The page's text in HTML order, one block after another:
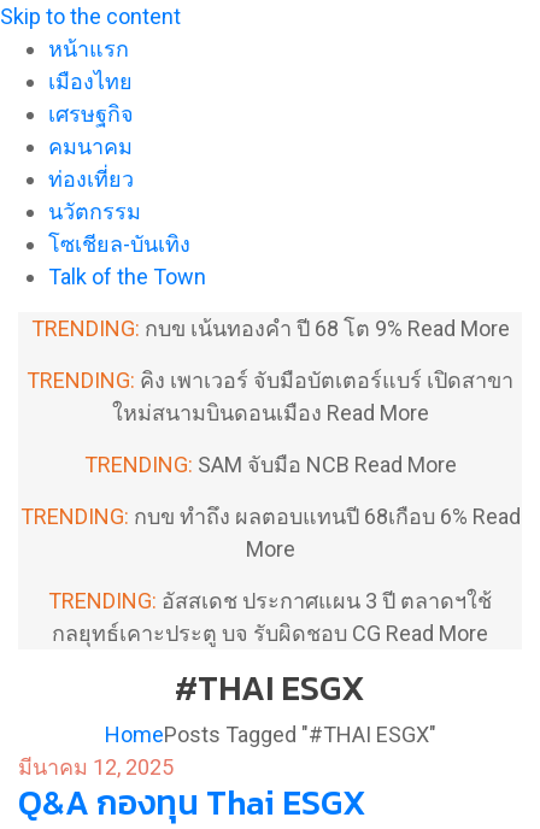
Skip to the content
หน้าแรก
เมืองไทย
เศรษฐกิจ
คมนาคม
ท่องเที่ยว
นวัตกรรม
โซเชียล-บันเทิง
Talk of the Town
TRENDING: กบข เน้นทองคำ ปี 68 โต 9% Read More
TRENDING: คิง เพาเวอร์ จับมือบัตเตอร์แบร์ เปิดสาขา
ใหม่สนามบินดอนเมือง Read More
TRENDING: SAM จับมือ NCB Read More
TRENDING: กบข ทำถึง ผลตอบแทนปี 68เกือบ 6% Read
More
TRENDING: อัสสเดช ประกาศแผน 3 ปี ตลาดฯใช้
กลยุทธ์เคาะประตู บจ รับผิดชอบ CG Read More
#THAI ESGX
HomePosts Tagged "#THAI ESGX"
มีนาคม 12, 2025
Q&A กองทุน Thai ESGX